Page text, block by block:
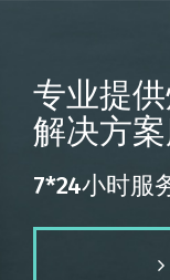
专业提
解决方
7*24小时服